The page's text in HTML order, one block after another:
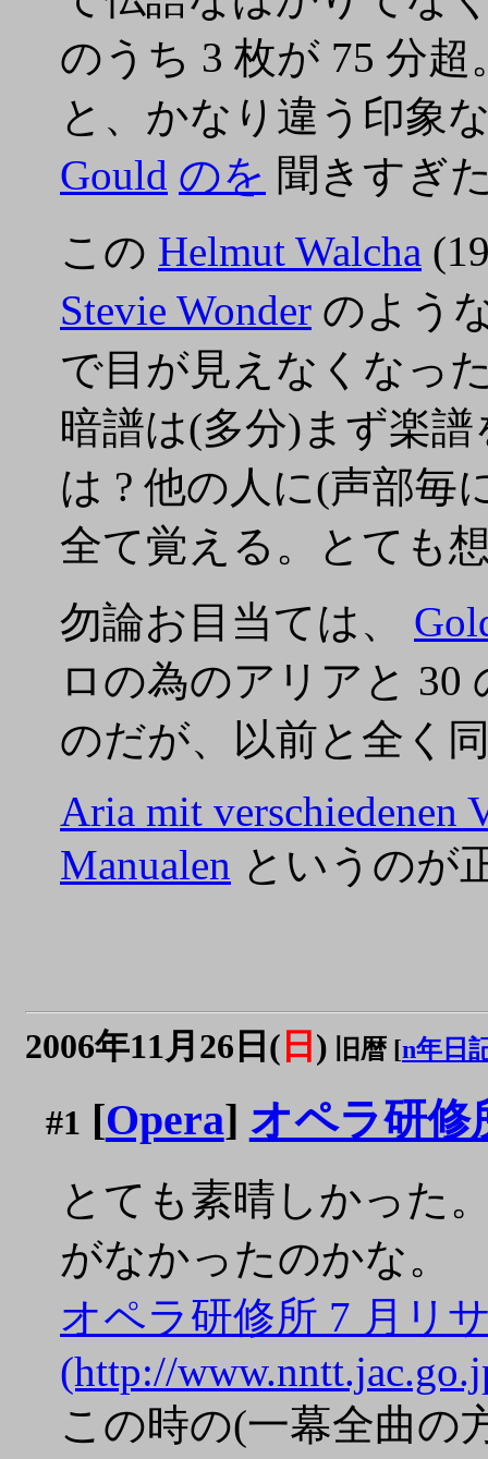
のうち 3 枚が 75 分
と、かなり違う印象
Gould のを 聞きすぎ
この Helmut Walcha
Stevie Wonder のよう
で目が見えなくなっ
暗譜は(多分)まず楽
は ? 他の人に(声部毎
全て覚える。とても
勿論お目当ては、
ロの為のアリアと 30
のだが、以前と全く
Aria mit verschiedenen
Manualen というのが
2006年11月26日( 日 ) 旧暦 [n年日
#1 [Opera] オペラ研修
とても素晴しかった
がなかったのかな。
オペラ研修所 7 月リ
(http://
この時の(一幕全曲の